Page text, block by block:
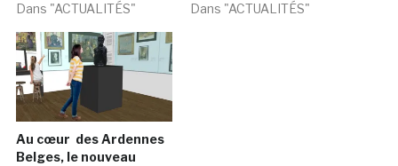
Dans "ACTUALITÉS"
Dans "ACTUALITÉS"
Au cœur des Ardennes
Belges, le nouveau